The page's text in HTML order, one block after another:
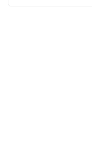
Mali kuhinjski aparati